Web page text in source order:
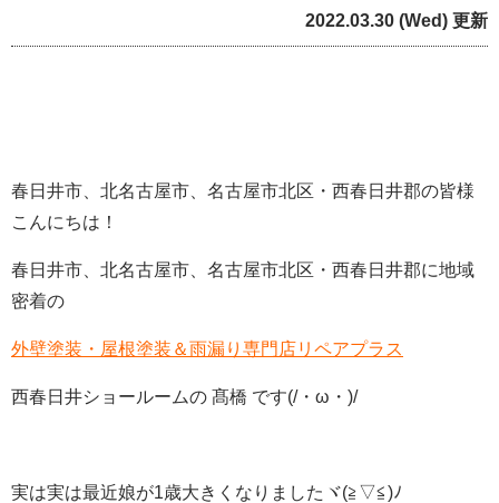
2022.03.30 (Wed) 更新
春日井市、北名古屋市、名古屋市北区・西春日井郡の皆様
こんにちは！
春日井市、北名古屋市、名古屋市北区・西春日井郡に地域
密着の
外壁塗装・屋根塗装＆雨漏り専門店リペアプラス
西春日井ショールームの 髙橋 です(/・ω・)/
実は実は最近娘が1歳大きくなりましたヾ(≧▽≦)ﾉ